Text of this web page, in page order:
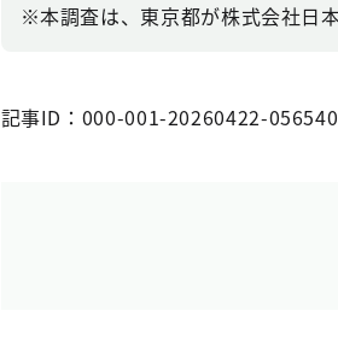
※本調査は、東京都が株式会社日
記事ID：000-001-20260422-056540